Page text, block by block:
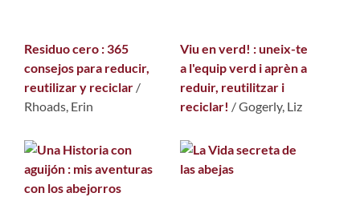
Residuo cero : 365
consejos para reducir,
reutilizar y reciclar /
Rhoads, Erin
Viu en verd! : uneix-te
a l'equip verd i aprèn a
reduir, reutilitzar i
reciclar! /Gogerly, Liz